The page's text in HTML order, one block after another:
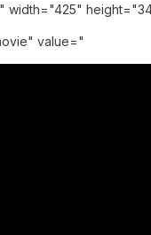
width="425"
value="